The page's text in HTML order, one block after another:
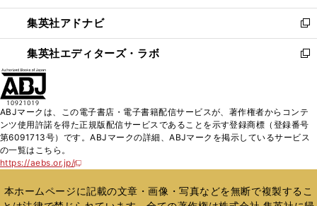
開
く
ウ
で
開
く
ン
ド
ウ
で
ウ
ィ
ン
ド
く
集英社アドナビ
新
し
い
ド
ウ
で
集英社エディターズ・ラボ
新
ィ
ン
ド
開
ABJマークは、この電子書店・電子書籍配信サービスが、著作権者からコンテ
ンツ使用許諾を得た正規版配信サービスであることを示す登録商標（登録番号
第6091713号）です。ABJマークの詳細、ABJマークを掲示しているサービス
の一覧はこちら。
https://aebs.or.jp/
新
い
ウ
本ホームページに記載の文章・画像・写真などを無断で複製するこ